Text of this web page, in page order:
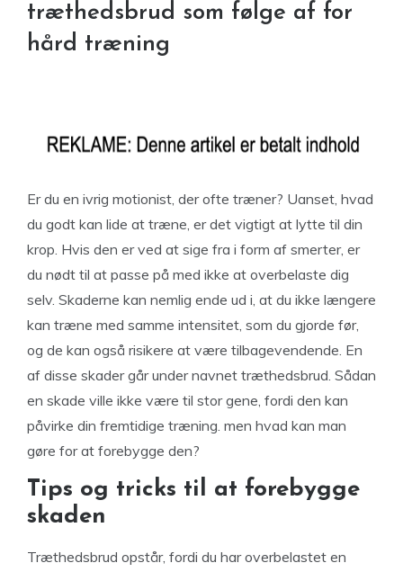
træthedsbrud som følge af for
hård træning
Er du en ivrig motionist, der ofte træner? Uanset, hvad
du godt kan lide at træne, er det vigtigt at lytte til din
krop. Hvis den er ved at sige fra i form af smerter, er
du nødt til at passe på med ikke at overbelaste dig
selv. Skaderne kan nemlig ende ud i, at du ikke længere
kan træne med samme intensitet, som du gjorde før,
og de kan også risikere at være tilbagevendende. En
af disse skader går under navnet træthedsbrud. Sådan
en skade ville ikke være til stor gene, fordi den kan
påvirke din fremtidige træning. men hvad kan man
gøre for at forebygge den?
Tips og tricks til at forebygge
skaden
Træthedsbrud opstår, fordi du har overbelastet en